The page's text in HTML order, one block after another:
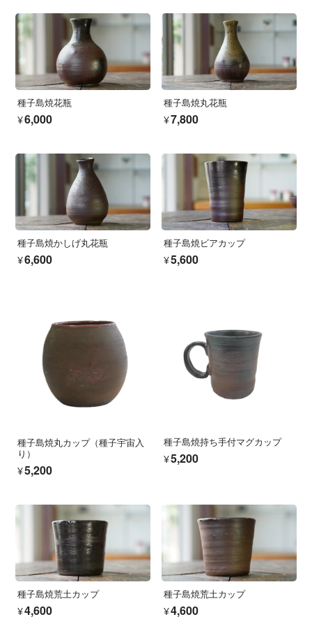
種子島焼花瓶
¥6,000
種子島焼丸花瓶
¥7,800
種子島焼かしげ丸花瓶
¥6,600
種子島焼ビアカップ
¥5,600
種子島焼丸カップ（種子宇宙入
り）
¥5,200
種子島焼持ち手付マグカップ
¥5,200
種子島焼荒土カップ
¥4,600
種子島焼荒土カップ
¥4,600